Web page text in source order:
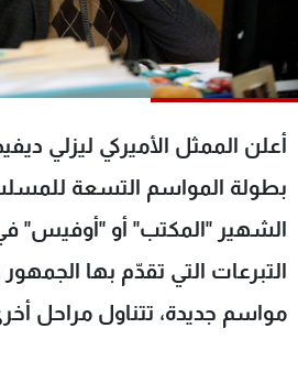
أعلن الممثل الأميركي ليزلي
بطولة المواسم التسعة
الشهير "المكتب" أو "أوفيس" في
التبرعات التي تقدّم بها
مواسم جديدة، تتناول مراحل
البرامج
جدول البرامج
شاهد البرامج
عن MTV
الإنـتـاج
لاعلاناتكم
وظائف
تواصل معنا
شروط
سياسة